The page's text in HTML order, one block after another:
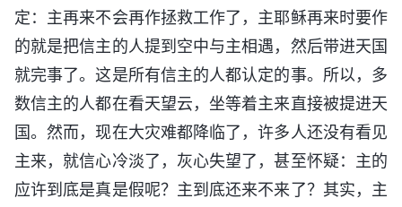
定：主再来不会再作拯救工作了，主耶稣再来时要作
的就是把信主的人提到空中与主相遇，然后带进天国
就完事了。这是所有信主的人都认定的事。所以，多
数信主的人都在看天望云，坐等着主来直接被提进天
国。然而，现在大灾难都降临了，许多人还没有看见
主来，就信心冷淡了，灰心失望了，甚至怀疑：主的
应许到底是真是假呢？主到底还来不来了？其实，主